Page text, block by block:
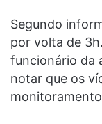
Segundo
por volta de
funcionário da
notar que os